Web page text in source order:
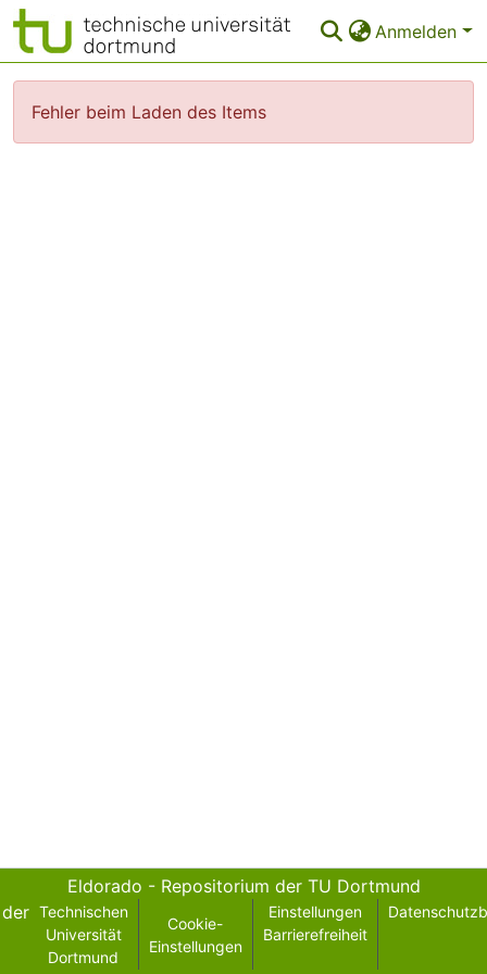
Anmelden
FAQ
Fehler beim Laden des Items
Eldorado - Repositorium der TU Dortmund
der Technischen
Universität
Dortmund
Cookie-
Einstellungen
Einstellungen
Barrierefreiheit